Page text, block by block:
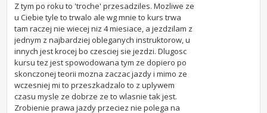
Z tym po roku to 'troche' przesadziles. Mozliwe ze
u Ciebie tyle to trwalo ale wg mnie to kurs trwa
tam raczej nie wiecej niz 4 miesiace, a jezdzilam z
jednym z najbardziej obleganych instruktorow, u
innych jest krocej bo czesciej sie jezdzi. Dlugosc
kursu tez jest spowodowana tym ze dopiero po
skonczonej teorii mozna zaczac jazdy i mimo ze
wczesniej mi to przeszkadzalo to z uplywem
czasu mysle ze dobrze ze to wlasnie tak jest.
Zrobienie prawa jazdy przeciez nie polega na